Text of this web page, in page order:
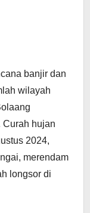
banjir dan
wilayah
Curah hujan
2024,
merendam
longsor di